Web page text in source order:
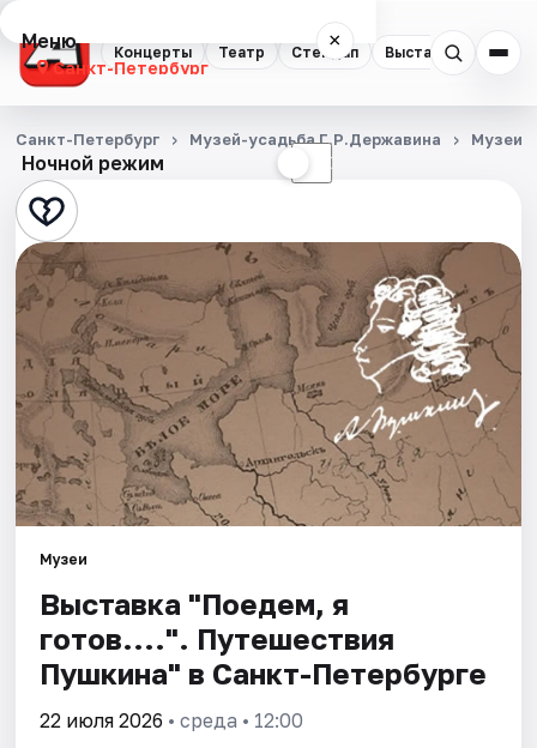
Концерты Театр Стендап Выставки
Меню ×
Санкт-Петербург
Концерты
Театр
Стендап
Выставки
Квесты
Экскурсии
Спорт
События
Города
Площадки
Артисты
Ночной режим ☾
Санкт-Петербург Музей-усадьба Г.Р.Державина Музеи
Музеи
Выставка "Поедем, я
готов....". Путешествия
Пушкина" в Санкт-Петербурге
22 июля 2026 • среда • 12:00